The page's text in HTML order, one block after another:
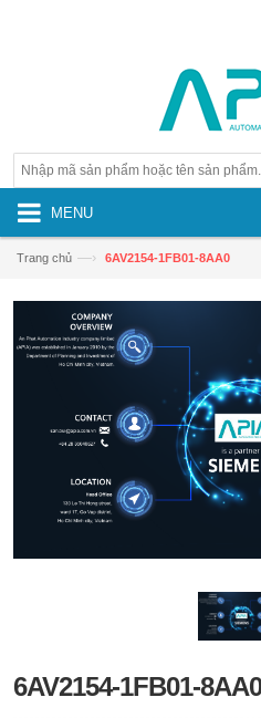
MENU
Trang chủ —› 6AV2154-1FB01-8AA0
6AV2154-1FB01-8AA0